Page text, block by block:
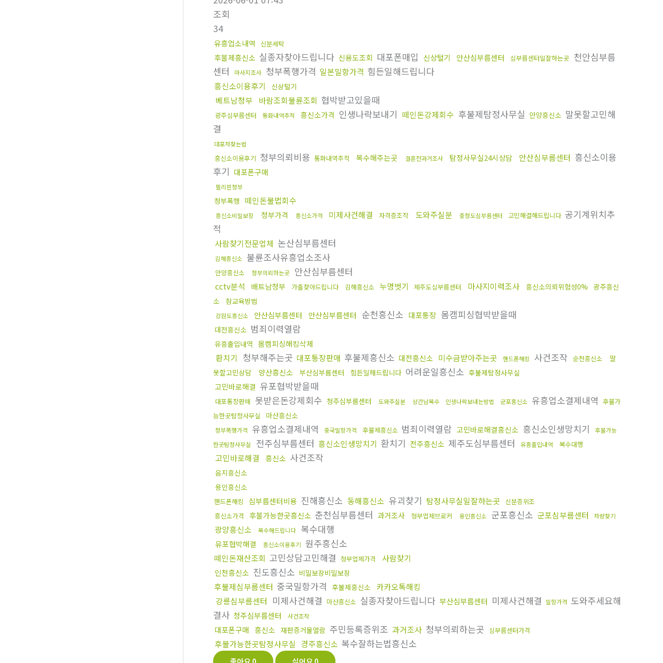
조회
34
유흥업소내역 신분세탁
후불제흥신소 실종자찾아드립니다 신용도조회 대포폰매입 신상털기 안산심부름센터 심부름센터일잘하는곳 천안심부름
센터
마사지조사 청부폭행가격 일본밀항가격 힘든일해드립니다
흥신소이용후기 신상털기
베트남청부 바람조회불륜조회 협박받고있을때
광주심부름센터 통화내역추적 흥신소가격 인생나락보내기 떼인돈강제회수 후불제탐정사무실 안양흥신소 말못할고민해
결
대포차찾는법
흥신소이용후기 청부의뢰비용 통화내역추적 복수해주는곳 결혼전과거조사 탐정사무실24시상담 안산심부름센터 흥신소이용
후기 대포폰구매
필리핀청부
청부폭행 떼인돈불법회수
흥신소비밀보장 청부가격 흥신소가격 미제사건해결 자격증조작 도와주실분 충청도심부름센터 고민해결해드립니다 공기계위치추
적
사람찾기전문업체 논산심부름센터
김해흥신소 불륜조사유흥업소조사
안양흥신소 청부의뢰하는곳 안산심부름센터
cctv분석 배트남청부 가출찾아드립니다 김해흥신소 누명벗기 제주도심부름센터 마사지이력조사 흥신소의뢰위험성0% 광주흥신
소
참교육방법
강원도흥신소 안산심부름센터 안산심부름센터 순천흥신소 대포통장 몸캠피싱협박받을때
대전흥신소 범죄이력열람
유흥출입내역 몸캠피싱해킹삭제
환치기 청부해주는곳 대포통장판매 후불제흥신소 대전흥신소 미수금받아주는곳 핸드폰해킹 사건조작 순천흥신소
말
못할고민상담
양산흥신소 부산심부름센터 힘든일해드립니다 어려운일흥신소 후불제탐정사무실
고민바로해결 유포협박받을때
대포통장판매 못받은돈강제회수 청주심부름센터 도와주실분 상간남복수 인생나락보내는방법 군포흥신소 유흥업소결제내역 후불가
능한곳탐정사무실
마산흥신소
청부폭행가격 유흥업소결제내역 중국밀항가격 후불제흥신소 범죄이력열람 고민바로해결흥신소 흥신소인생망치기
후불가능
한곳탐정사무실
전주심부름센터 흥신소인생망치기 환치기 전주흥신소 제주도심부름센터 유흥출입내역 복수대행
고민바로해결 흥신소 사건조작
음지흥신소
용인흥신소
핸드폰해킹 심부름센터비용 진해흥신소 동해흥신소 유괴찾기 탐정사무실일잘하는곳
신분증위조
흥신소가격
후불가능한곳흥신소 춘천심부름센터 과거조사 청부업체브로커 용인흥신소 군포흥신소 군포심부름센터 차량찾기
광양흥신소 복수해드립니다 복수대행
유포협박해결 흥신소이용후기 원주흥신소
떼인돈재산조회 고민상담고민해결 청부업체가격 사람찾기
인천흥신소 진도흥신소 비밀보장비밀보장
후불제심부름센터 중국밀항가격 후불제흥신소
카카오톡해킹
강릉심부름센터 미제사건해결 마산흥신소 실종자찾아드립니다 부산심부름센터 미제사건해결 밀항가격 도와주세요해
결사 청주심부름센터 사건조작
대포폰구매 흥신소 재판증거물열람 주민등록증위조 과거조사 청부의뢰하는곳 심부름센터가격
후불가능한곳탐정사무실 경주흥신소 복수잘하는법흥신소